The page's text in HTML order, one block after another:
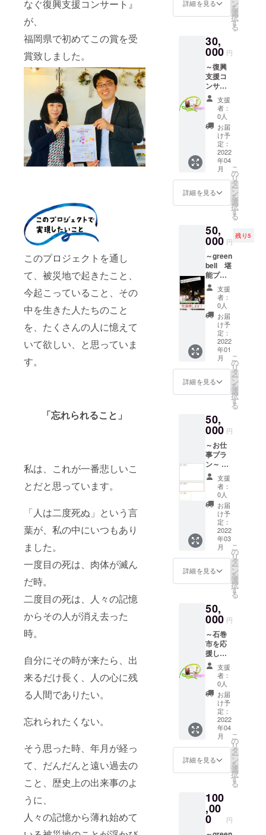
なぐ復興支援コンサート』
が、
福岡県で初めてこの賞を受
賞致しました。
このプロジェクトを通し
て、被災地で起きたこと、
今起こっていること、その
中を生きた人たちのこと
を、たくさんの人に憶えて
いて欲しい、と思っていま
す。
「忘れられること」
私は、これが一番悲しいこ
とだと思っています。
「人は二度死ぬ」という言
葉が、私の中にいつもあり
ました。
一度目の死は、肉体が滅ん
だ時。
二度目の死は、人々の記憶
からその人が消え去った
時。
自分にその時が来たら、出
来るだけ長く、人の心に残
る人間でありたい。
忘れられたくない。
そう思った時、年月が経っ
て、だんだんと遠い過去の
こと、歴史上の出来事のよ
うに、
人々の記憶から薄れ始めて
載の
ページ
ません
ので、
ご了承
くださ
い。
220g、
年、保
存方法
③green
bell演奏
動画1曲
（お礼
の動画
付）
※令和4
年2月27
（日）
開催予
定のコ
トの中
で演奏
になり
ます
定はで
きませ
ん
レー：
浦、内
容量／
200g、
賞味期
限／製
造より
12か
月、保
存方法
／常温
・おつ
まみス
モーク
たら
こ：製
造元／
湊水
20g、賞
味期限
／製造
日、保
存方法
／常温
・手打
風うど
ん い
しのま
き：製
造元／
遠山製
麺所、
内容量
220g、
賞味期
年、保
存方法
／常温
※石巻市
名産3点
セット
は、令
和4年4
月から
発送い
たしま
す。
を掲載
しま
た、掲
載した
パンフ
レット
をお送
りしま
す。 ※
広告掲
載サイ
ズ：A4
の1/4サ
イズ
（図参
照） ※
入稿期
限があ
りま
（木）
PM7:00
まで
に、 原
稿を添
付ファ
イルに
てメー
ルして
いただ
けるこ
とが条
件で
す。 ※
デザイ
ン等の
ご相談
かやり
取りを
要があ
りま
す。 ※
広告掲
載の
ページ
の指定
は出来
ません
ので、
ご了承
くださ
詳細を見る ン
を
選
択
す
る
30,
000 円
～復興
支援コ
ンサー
トを後
から楽
しむプ
ラン～
①green
bellによ
る演奏
動画1曲
（お礼
のビデ
オメッ
セージ
付）
年2月27
日
（日）
開催予
定のコ
ンサー
トの中
で演奏
する曲
の動画
になり
ます
※曲の指
定はで
きませ
ん ②オ
リジナ
コン
サート
当日の
写真や
石巻市
復興の
様子の
写真な
ど、コ
ンサー
トに足
をお運
びいた
だけな
くて
も、楽
しんで
ブック
です。
は、文
庫サイ
ズ
（105m
m×148
mm）
で、24
ページ
を予定
してい
ます ③
石巻市
名産3点
セット
・幻の
レー：
製造元
／リヤ
支援
者：
0人
お届
け予
定：
2022
年04
月
詳細を見る
こ
の
リ
タ
ー
ン
を
選
択
す
る
50,
000 円
残り5
～green
bell 堪
能プラ
ン～ ①
お礼の
お手紙
②『東
日本大
震災の
被災地
と福岡
とをつ
なぐ復
興支援
コン
サー
ケット
一枚
※令和4
年2月27
日
（日）
開催予
③green
bellがあ
なたの
もとへ
行っ
て、生
演奏し
ます！
※30分の
す。 ※
曲目
は、
green
bellオリ
ジナル
曲（イ
ンス
ト）3曲
と洋楽
カバー
曲（歌
唱あ
り）2曲
の計5曲
演奏し
ます。
※対応可
本全国
（海外
は不
可） ※
支援
者：
0人
お届
け予
定：
2022
年01
月
詳細を見る
こ
の
リ
タ
ー
ン
を
選
択
す
る
50,
000 円
～お仕
事プラ
ン～ ①
お礼の
お手紙
②コン
サート
当日、
お客様
に配布
するパ
ンフ
レット
に広告
を掲載
しま
た、掲
載した
パンフ
レット
をお送
りしま
す。 ※
広告掲
載サイ
ズ：A4
の1/2サ
イズ
（図参
照） ※
入稿期
限があ
りま
（木）
PM7:00
まで
に、 原
支援
者：
0人
お届
け予
定：
2022
年03
月
詳細を見る
こ
の
リ
タ
ー
ン
を
選
択
す
る
50,
000 円
～石巻
市を応
援しな
がら、
コン
サート
を後か
ら堪能
プラン
～ ①お
礼のお
手紙 ②
コン
サート
のDVD1
枚 ※コ
トの様
子を編
集した
動画で
支援
者：
0人
お届
け予
定：
2022
年04
月
詳細を見る
こ
の
リ
タ
ー
ン
を
選
択
す
る
100
,00
0 円